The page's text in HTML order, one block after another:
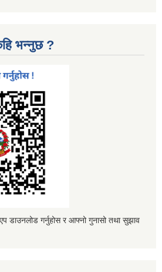
भन्नुछ ?
डाउनलोड गर्नुहोस र आफ्नो गुनासो तथा सुझाव